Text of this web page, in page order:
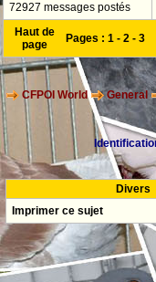
72927 messages postés
Haut de
page
Pages : 1 - 2 - 3
CFPOI World General
Divers
Imprimer ce sujet